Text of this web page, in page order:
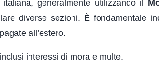
italiana, generalmente utilizzando il
diverse sezioni. È fondamentale
all’estero.
interessi di mora e multe.